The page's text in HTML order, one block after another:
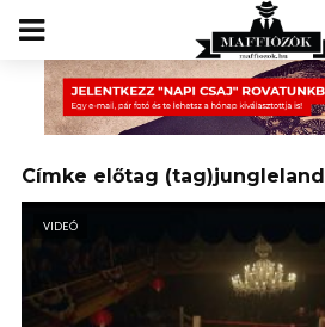
Címke előtag (tag)jungleland
VIDEÓ